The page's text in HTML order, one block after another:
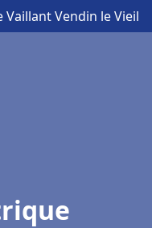
Vendin le Vieil